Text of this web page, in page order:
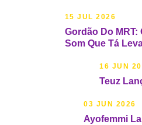
15 JUL 2026
Gordão Do
Som Que Tá
16 JUN
Teuz
03 JUN 2026
Ayofemmi